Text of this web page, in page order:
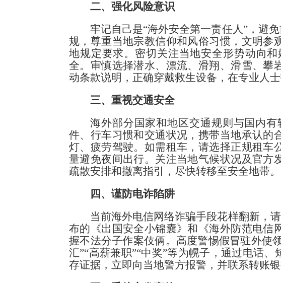
二、强化风险意识
牢记自己是“海外安全第一责任人”，避
规，尊重当地宗教信仰和风俗习惯，文明参
地规定要求。密切关注当地安全形势动向
全。审慎选择潜水、漂流、滑翔、滑雪、攀
动条款说明，正确穿戴救生设备，在专业人
三、重视交通安全
海外部分国家和地区交通规则与国内
件、行车习惯和交通状况，携带当地承认的
灯、疲劳驾驶。如需租车，请选择正规租车
量避免夜间出行。关注当地气候状况及官方
疏散安排和撤离指引，尽快转移至安全地带。
四、谨防电诈陷阱
当前海外电信网络诈骗手段花样翻新，
布的《出国安全小锦囊》和《海外防范电信
握不法分子作案伎俩。高度警惕假冒驻外使
汇”“高薪兼职”“中奖”等为幌子，通过电话
存证据，立即向当地警方报警，并联系转账银